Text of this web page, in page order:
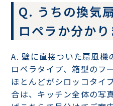
Q. うちの換気
ロペラか分かり
A. 壁に直接ついた扇風機
ロペラタイプ、箱型のフ
ほとんどがシロッコタイ
合は、キッチン全体の写